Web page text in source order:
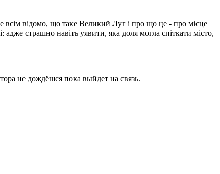
всім відомо, що таке Великий Луг і про що це - про місце
страшно навіть уявити, яка доля могла спіткати місто,
не дождёшся пока выйдет на связь.